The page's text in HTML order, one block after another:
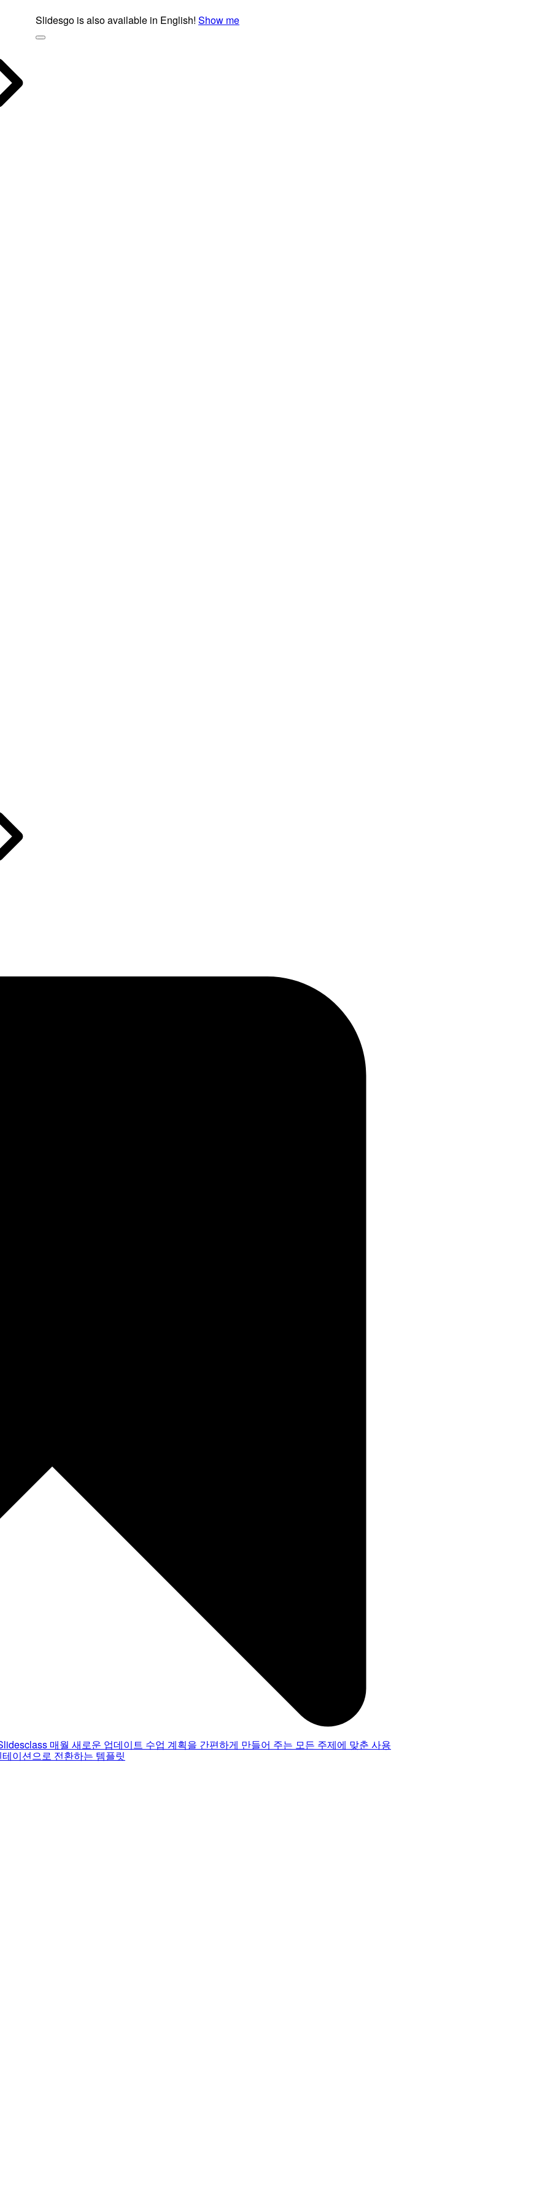
Slidesgo is also available in English! Show me
매월 새로운 업데이트 수업 계획을 간편하게 만들어 주는 모든 주제에 맞춘 사용
이션으로 전환하는 템플릿